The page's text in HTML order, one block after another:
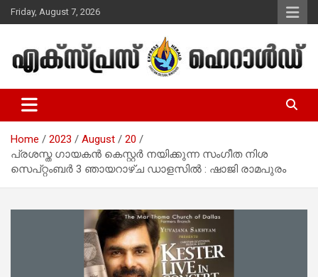
Skip
to
Friday, August 7, 2026
Express Herald – Malayalam
Christian News
Home 2023 August
20
പ്രശസ്ത ഗായകൻ കെസ്റ്റർ നയിക്കുന്ന സംഗീത നിശ
സെപ്റ്റംബർ 3 ഞായറാഴ്ച ഡാളസിൽ : ഷാജി രാമപുരം